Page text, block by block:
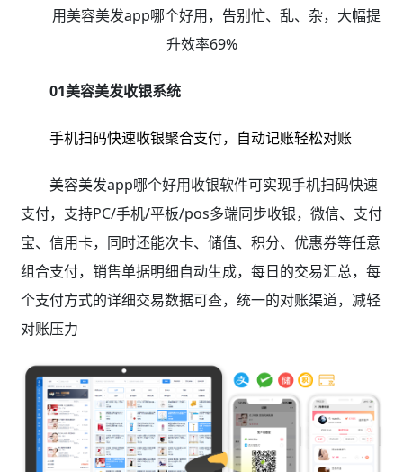
用美容美发app哪个好用，告别忙、乱、杂，大幅提
升效率69%
01美容美发收银系统
手机扫码快速收银聚合支付，自动记账轻松对账
美容美发app哪个好用收银软件可实现手机扫码快速
支付，支持PC/手机/平板/pos多端同步收银，微信、支付
宝、信用卡，同时还能次卡、储值、积分、优惠券等任意
组合支付，销售单据明细自动生成，每日的交易汇总，每
个支付方式的详细交易数据可查，统一的对账渠道，减轻
对账压力